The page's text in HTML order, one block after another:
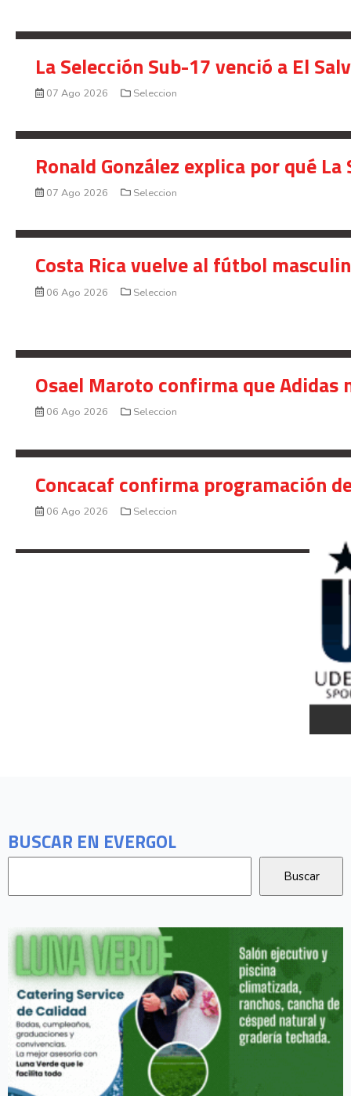
BUSCAR EN EVERGOL
La Selección Sub-17 venció a El
07 Ago 2026 Seleccion
Ronald González explica por qué
07 Ago 2026 Seleccion
Costa Rica vuelve al fútbol
06 Ago 2026 Seleccion
Osael Maroto confirma que Adidas
06 Ago 2026 Seleccion
Concacaf confirma programación
06 Ago 2026 Seleccion